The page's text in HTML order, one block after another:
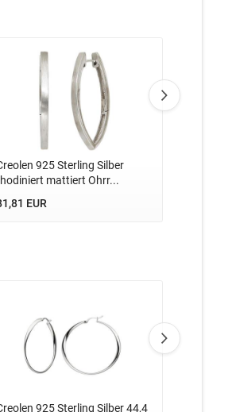
925 Sterling Silber
mattiert Ohrr...
EUR
925 Sterling Silber 44,4